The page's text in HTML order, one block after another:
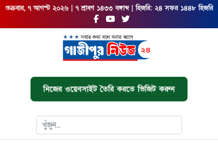
শুক্রবার, ৭ আগস্ট ২০২৬ | ৭ শ্রাবণ ১৪৩৩ বঙ্গাব্দ | হিজরি: ২৪ সফর ১৪৪৮ হিজরি
নিজের ওয়েবসাইট তৈরি করতে ভিজিট করুন